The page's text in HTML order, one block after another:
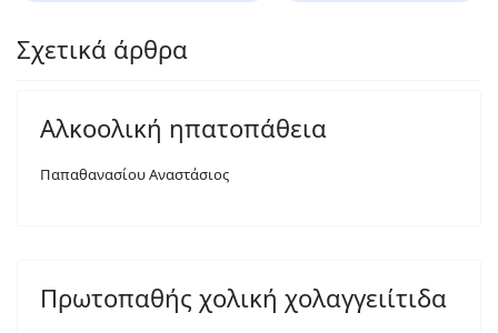
Σχετικά άρθρα
Αλκοολική ηπατοπάθεια
Παπαθανασίου Αναστάσιος
Πρωτοπαθής χολική χολαγγειίτιδα